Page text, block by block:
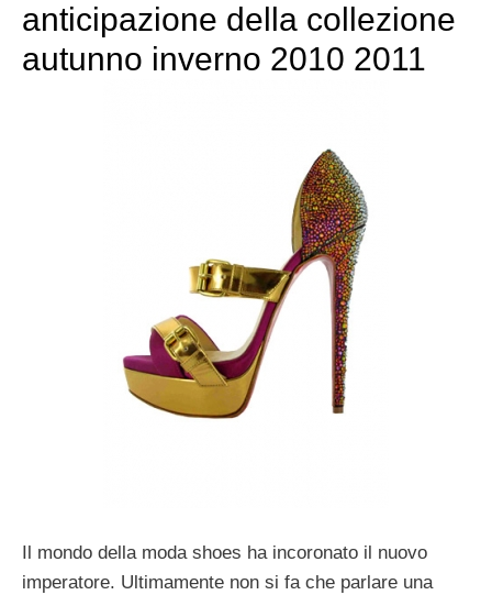
anticipazione della collezione
autunno inverno 2010 2011
Il mondo della moda shoes ha incoronato il nuovo
imperatore. Ultimamente non si fa che parlare una